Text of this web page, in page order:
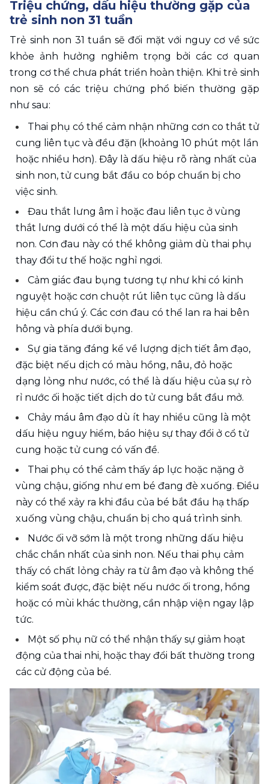
Triệu chứng, dấu hiệu thường gặp của
trẻ sinh non 31 tuần
Trẻ sinh non 31 tuần sẽ đối mặt với nguy cơ về sức
khỏe ảnh hưởng nghiêm trọng bởi các cơ quan
trong cơ thể chưa phát triển hoàn thiện. Khi trẻ sinh
non sẽ có các triệu chứng phổ biến thường gặp
như sau:
Thai phụ có thể cảm nhận những cơn co thắt tử
cung liên tục và đều đặn (khoảng 10 phút một lần
hoặc nhiều hơn). Đây là dấu hiệu rõ ràng nhất của
sinh non, tử cung bắt đầu co bóp chuẩn bị cho
việc sinh.
Đau thắt lưng âm ỉ hoặc đau liên tục ở vùng
thắt lưng dưới có thể là một dấu hiệu của sinh
non. Cơn đau này có thể không giảm dù thai phụ
thay đổi tư thế hoặc nghỉ ngơi.
Cảm giác đau bụng tương tự như khi có kinh
nguyệt hoặc cơn chuột rút liên tục cũng là dấu
hiệu cần chú ý. Các cơn đau có thể lan ra hai bên
hông và phía dưới bụng.
Sự gia tăng đáng kể về lượng dịch tiết âm đạo,
đặc biệt nếu dịch có màu hồng, nâu, đỏ hoặc
dạng lỏng như nước, có thể là dấu hiệu của sự rò
rỉ nước ối hoặc tiết dịch do tử cung bắt đầu mở.
Chảy máu âm đạo dù ít hay nhiều cũng là một
dấu hiệu nguy hiểm, báo hiệu sự thay đổi ở cổ tử
cung hoặc tử cung có vấn đề.
Thai phụ có thể cảm thấy áp lực hoặc nặng ở
vùng chậu, giống như em bé đang đè xuống. Điều
này có thể xảy ra khi đầu của bé bắt đầu hạ thấp
xuống vùng chậu, chuẩn bị cho quá trình sinh.
Nước ối vỡ sớm là một trong những dấu hiệu
chắc chắn nhất của sinh non. Nếu thai phụ cảm
thấy có chất lỏng chảy ra từ âm đạo và không thể
kiểm soát được, đặc biệt nếu nước ối trong, hồng
hoặc có mùi khác thường, cần nhập viện ngay lập
tức.
Một số phụ nữ có thể nhận thấy sự giảm hoạt
động của thai nhi, hoặc thay đổi bất thường trong
các cử động của bé.